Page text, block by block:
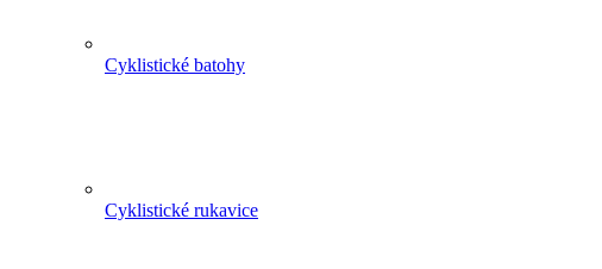
Cyklistické batohy
Cyklistické rukavice